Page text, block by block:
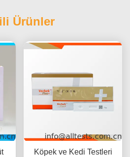
Ürünler
Köpek ve Kedi Testleri